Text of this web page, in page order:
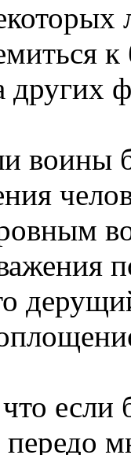
других
воины